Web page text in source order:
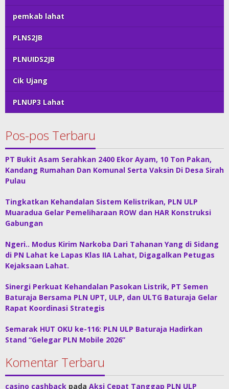
pemkab lahat
PLNS2JB
PLNUIDS2JB
Cik Ujang
PLNUP3 Lahat
Pos-pos Terbaru
PT Bukit Asam Serahkan 2400 Ekor Ayam, 10 Ton Pakan,
Kandang Rumahan Dan Komunal Serta Vaksin Di Desa Sirah
Pulau
Tingkatkan Kehandalan Sistem Kelistrikan, PLN ULP
Muaradua Gelar Pemeliharaan ROW dan HAR Konstruksi
Gabungan
Ngeri.. Modus Kirim Narkoba Dari Tahanan Yang di Sidang
di PN Lahat ke Lapas Klas IIA Lahat, Digagalkan Petugas
Kejaksaan Lahat.
Sinergi Perkuat Kehandalan Pasokan Listrik, PT Semen
Baturaja Bersama PLN UPT, ULP, dan ULTG Baturaja Gelar
Rapat Koordinasi Strategis
Semarak HUT OKU ke-116: PLN ULP Baturaja Hadirkan
Stand “Gelegar PLN Mobile 2026”
Komentar Terbaru
casino cashback pada Aksi Cepat Tanggap PLN ULP